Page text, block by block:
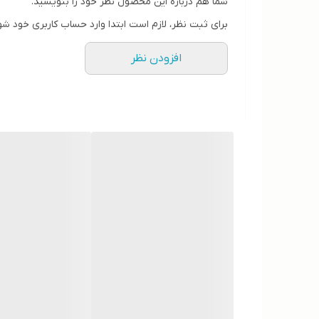
برای ثبت نظر، لازم است ابتدا وارد حساب کاربری خود
افزودن نظر